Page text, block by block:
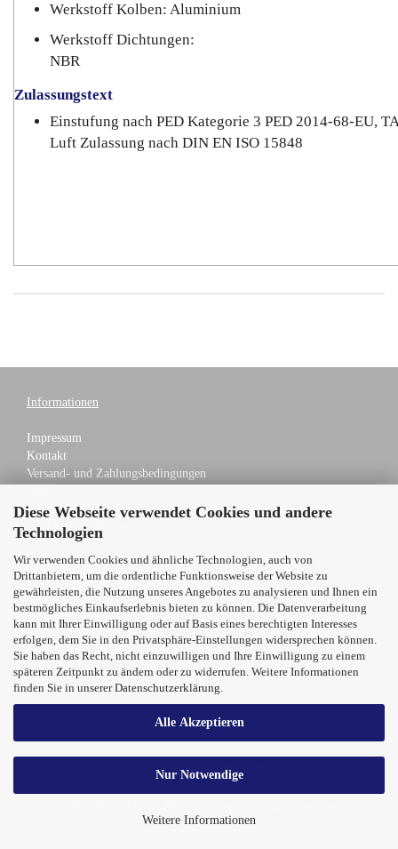
Diese Webseite verwendet Cookies und andere
Technologien
Wir verwenden Cookies und ähnliche Technologien, auch von
Drittanbietern, um die ordentliche Funktionsweise der Website zu
gewährleisten, die Nutzung unseres Angebotes zu analysieren und Ihnen ein
bestmögliches Einkaufserlebnis bieten zu können. Die Datenverarbeitung
kann mit Ihrer Einwilligung oder auf Basis eines berechtigten Interesses
erfolgen, dem Sie in den Privatsphäre-Einstellungen widersprechen können.
Sie haben das Recht, nicht einzuwilligen und Ihre Einwilligung zu einem
späteren Zeitpunkt zu ändern oder zu widerrufen. Weitere Informationen
finden Sie in unsererDatenschutzerklärung
Alle Akzeptieren
Nur Notwendige
Weitere Informationen
Werkstoff Kolben: Aluminium
Werkstoff Dichtungen:
NBR
Zulassungstext
Einstufung nach PED Kategorie 3 PED 2014-68-EU,
Luft Zulassung nach DIN EN ISO 15848
Informationen
Impressum
Kontakt
Versand- und Zahlungsbedingungen
Datenschutz
Cookie Einstellungen
Zahlungsmöglichkeiten
Versandpartner
Shop nur für Gewerbetreibende